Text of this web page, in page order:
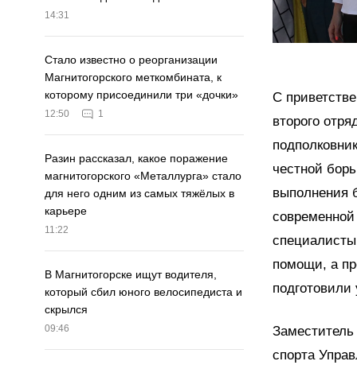
14:31
Стало известно о реорганизации
Магнитогорского меткомбината, к
которому присоединили три «дочки»
12:50 1
Разин рассказал, какое поражение
магнитогорского «Металлурга» стало
для него одним из самых тяжёлых в
карьере
11:22
В Магнитогорске ищут водителя,
который сбил юного велосипедиста и
скрылся
09:46
С
второго
честной
выполнения
помощи, а
подготовили
Заместитель
спорта